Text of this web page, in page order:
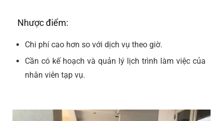
Nhược điểm:
Chi phí cao hơn so với dịch vụ theo giờ.
Cần có kế hoạch và quản lý lịch trình làm việc của
nhân viên tạp vụ.